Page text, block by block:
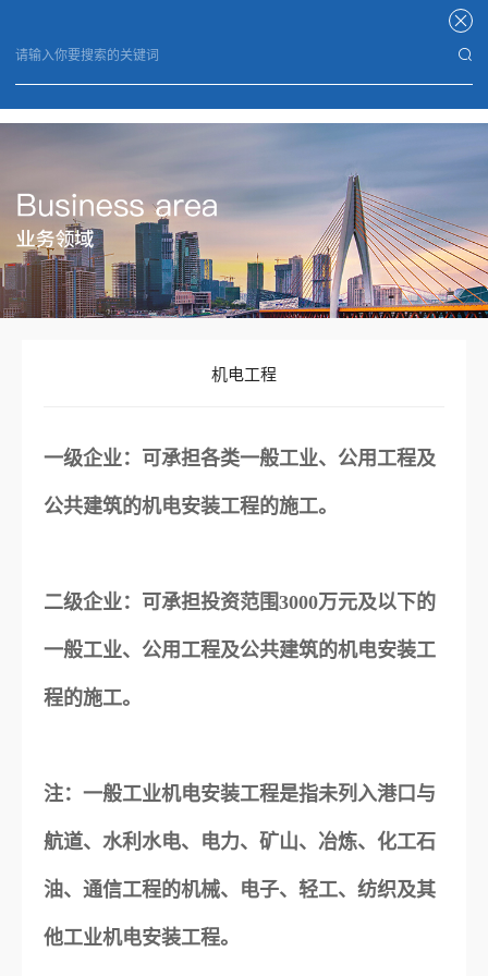
机电工程
一级企业：可承担各类一般工业、公用工程及
公共建筑的机电安装工程的施工。
二级企业：可承担投资范围3000万元及以下的
一般工业、公用工程及公共建筑的机电安装工
程的施工。
注：一般工业机电安装工程是指未列入港口与
航道、水利水电、电力、矿山、冶炼、化工石
油、通信工程的机械、电子、轻工、纺织及其
他工业机电安装工程。